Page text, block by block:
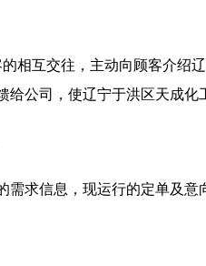
相互交往，主动向顾客介绍
给公司，使辽宁于洪区天成化
需求信息，现运行的定单及